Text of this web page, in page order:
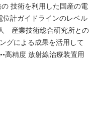
技術を利用した国産の電
位計ガイドラインのレベル
産業技術総合研究所との
グによる成果を活用して
高精度 放射線治療装置用